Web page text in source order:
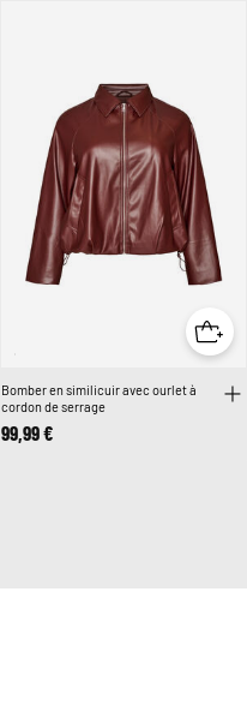
Bomber en similicuir avec ourlet à
cordon de serrage
99,99 €